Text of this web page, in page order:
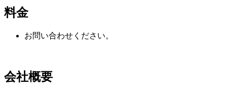
料金
お問い合わせください。
会社概要